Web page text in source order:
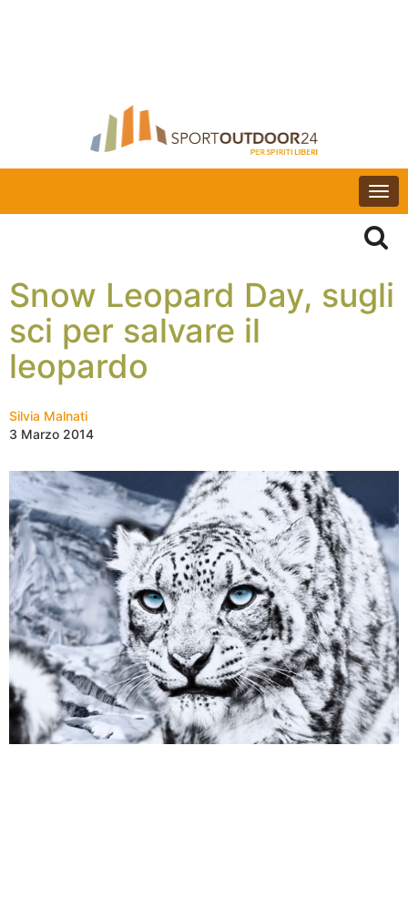
Snow Leopard Day, sugli
sci per salvare il
leopardo
Silvia Malnati
3 Marzo 2014